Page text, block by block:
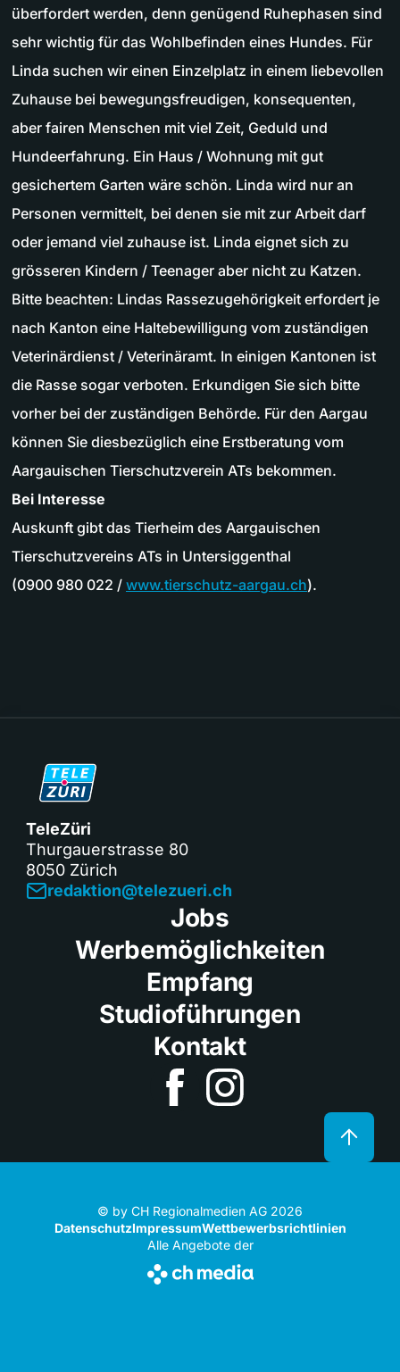
überfordert werden, denn genügend Ruhephasen sind
sehr wichtig für das Wohlbefinden eines Hundes. Für
Linda suchen wir einen Einzelplatz in einem liebevollen
Zuhause bei bewegungsfreudigen, konsequenten,
aber fairen Menschen mit viel Zeit, Geduld und
Hundeerfahrung. Ein Haus / Wohnung mit gut
gesichertem Garten wäre schön. Linda wird nur an
Personen vermittelt, bei denen sie mit zur Arbeit darf
oder jemand viel zuhause ist. Linda eignet sich zu
grösseren Kindern / Teenager aber nicht zu Katzen.
Bitte beachten: Lindas Rassezugehörigkeit erfordert je
nach Kanton eine Haltebewilligung vom zuständigen
Veterinärdienst / Veterinäramt. In einigen Kantonen ist
die Rasse sogar verboten. Erkundigen Sie sich bitte
vorher bei der zuständigen Behörde. Für den Aargau
können Sie diesbezüglich eine Erstberatung vom
Aargauischen Tierschutzverein ATs bekommen.
Bei Interesse
Auskunft gibt das Tierheim des Aargauischen
Tierschutzvereins ATs in Untersiggenthal
(0900 980 022 / www.tierschutz-aargau.ch).
TeleZüri
Thurgauerstrasse 80
8050 Zürich
redaktion@telezueri.ch
Jobs
Werbemöglichkeiten
Empfang
Studioführungen
Kontakt
© by CH Regionalmedien AG 2026
DatenschutzImpressumWettbewerbsrichtlinien
Alle Angebote der